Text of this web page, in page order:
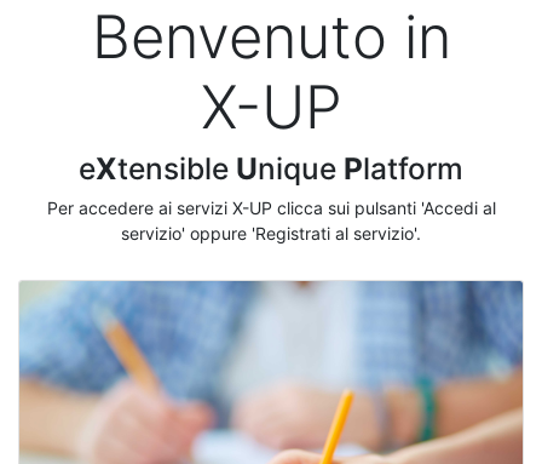
Benvenuto in
X-UP
eXtensible Unique Platform
Per accedere ai servizi X-UP clicca sui pulsanti 'Accedi al
servizio' oppure 'Registrati al servizio'.